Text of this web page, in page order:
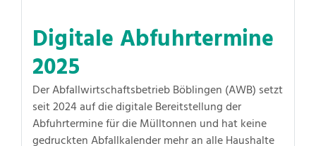
Digitale Abfuhrtermine
2025
Der Abfallwirtschaftsbetrieb Böblingen (AWB) setzt
seit 2024 auf die digitale Bereitstellung der
Abfuhrtermine für die Mülltonnen und hat keine
gedruckten Abfallkalender mehr an alle Haushalte